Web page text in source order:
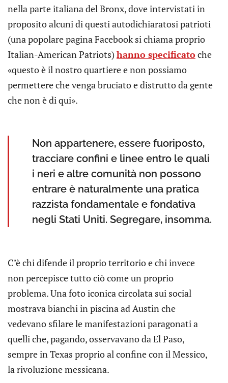
nella parte italiana del Bronx, dove intervistati in
proposito alcuni di questi autodichiaratosi patrioti
(una popolare pagina Facebook si chiama proprio
Italian-American Patriots) hanno specificatoche
«questo è il nostro quartiere e non possiamo
permettere che venga bruciato e distrutto da gente
che non è di qui».
Non appartenere, essere fuoriposto,
tracciare confini e linee entro le quali
i neri e altre comunità non possono
entrare è naturalmente una pratica
razzista fondamentale e fondativa
negli Stati Uniti. Segregare, insomma.
C’è chi difende il proprio territorio e chi invece
non percepisce tutto ciò come un proprio
problema. Una foto iconica circolata sui social
mostrava bianchi in piscina ad Austin che
vedevano sfilare le manifestazioni paragonati a
quelli che, pagando, osservavano da El Paso,
sempre in Texas proprio al confine con il Messico,
la rivoluzione messicana.